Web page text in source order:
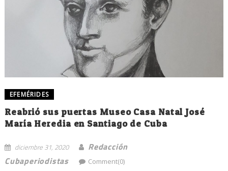
EFEMÉRIDES
Reabrió sus puertas Museo Casa Natal José
María Heredia en Santiago de Cuba
diciembre 31, 2020
Redacción
Cubaperiodistas
Comment(0)